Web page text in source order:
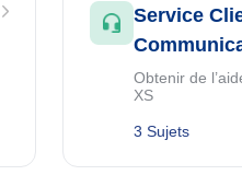
Service
Obtenir de
XS
3 Sujets